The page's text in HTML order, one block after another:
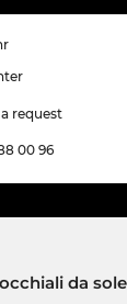
request
00 96
da